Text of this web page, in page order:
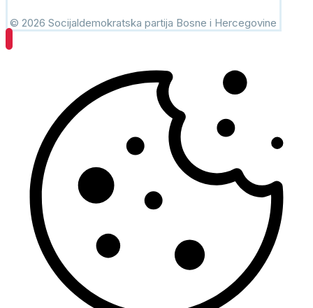
© 2026 Socijaldemokratska partija Bosne i Hercegovine